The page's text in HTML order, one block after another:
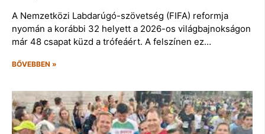
A Nemzetközi Labdarúgó-szövetség (FIFA) reformja
nyomán a korábbi 32 helyett a 2026-os világbajnokságon
már 48 csapat küzd a trófeáért. A felszínen ez…
BŐVEBBEN »